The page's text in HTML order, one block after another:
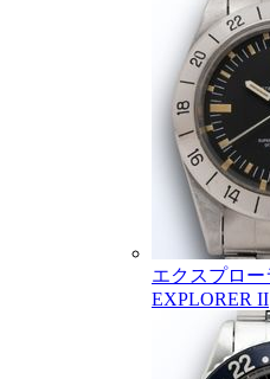
エクスプロ
EXPLORER II